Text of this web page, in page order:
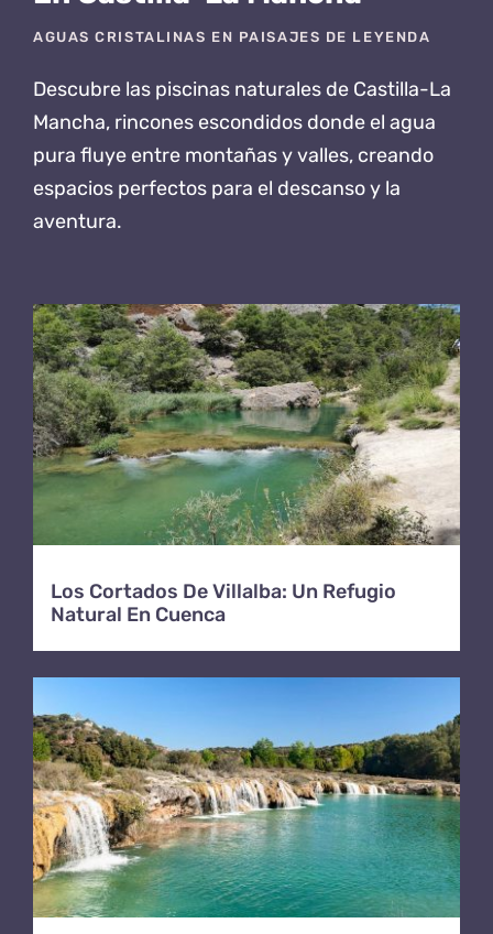
AGUAS CRISTALINAS EN PAISAJES DE LEYENDA
Descubre las piscinas naturales de Castilla-La
Mancha, rincones escondidos donde el agua
pura fluye entre montañas y valles, creando
espacios perfectos para el descanso y la
aventura.
Los Cortados De Villalba: Un Refugio
Natural En Cuenca